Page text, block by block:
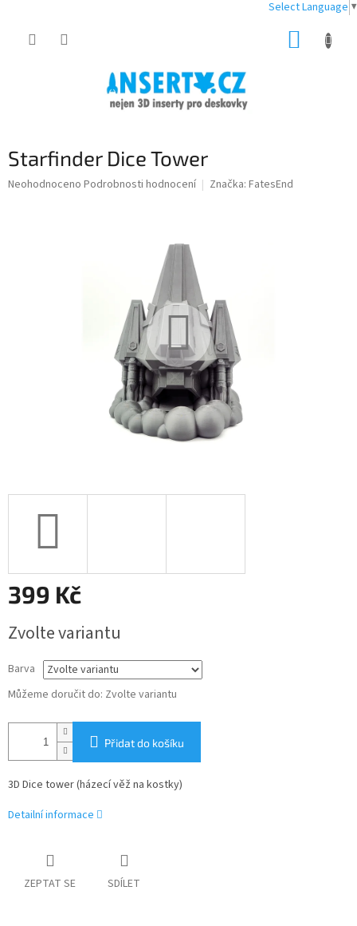
Select Language ▼
Starfinder Dice Tower
Průměrné
Neohodnoceno Podrobnosti hodnocení Značka: FatesEnd
399 Kč
cena:
Zvolte variantu
Barva
Můžeme doručit do: Zvolte variantu
Přidat do košíku
3D Dice tower (házecí věž na kostky)
Detailní informace
ZEPTAT SE SDÍLET